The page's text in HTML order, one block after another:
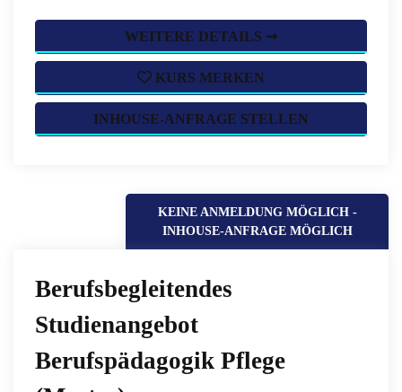
WEITERE DETAILS ➞
KURS MERKEN
INHOUSE-ANFRAGE STELLEN
KEINE ANMELDUNG MÖGLICH -
INHOUSE-ANFRAGE MÖGLICH
Berufsbegleitendes
Studienangebot
Berufspädagogik Pflege